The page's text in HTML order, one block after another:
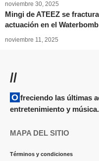
noviembre 30, 2025
Mingi de ATEEZ se
actuación en el
noviembre 11, 2025
//
Ofreciendo las últimas actualizaciones y noticias sobre
entretenimiento y música.
MAPA DEL SITIO
Términos y condiciones